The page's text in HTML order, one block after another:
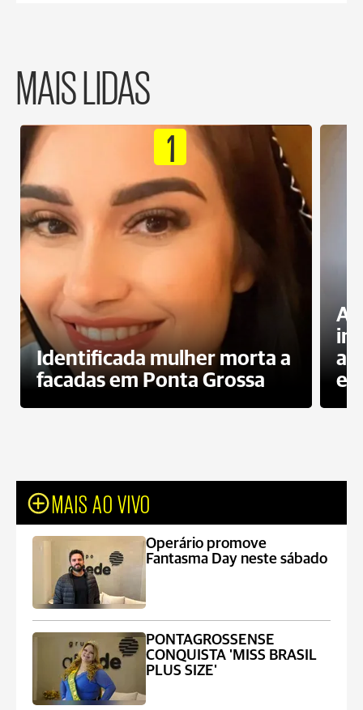
MAIS LIDAS
1
Identificada mulher morta a
facadas em Ponta Grossa
MAIS AO VIVO
Operário promove
Fantasma Day neste sábado
PONTAGROSSENSE
CONQUISTA 'MISS BRASIL
PLUS SIZE'